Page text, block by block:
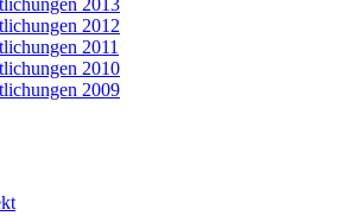
2012
2011
2010
2009